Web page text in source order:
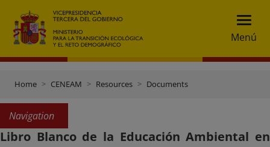
Menú
Home CENEAM Resources Documents
Navigation
Libro Blanco de la Educación Ambiental en